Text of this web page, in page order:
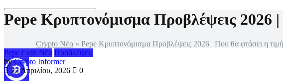
Pepe Κρυπτονόμισμα Προβλέψεις 2026
Crypto Νέα » Pepe Κρυπτονόμισμα Προβλέψεις 2026 | Που θα φτάσει η
Pepe Coin Νέα Προβλέψεις
byCrypto Informer
22 Απριλίου, 2026
0